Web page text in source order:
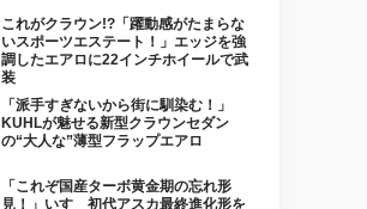
これがクラウン!?「躍動感がたまらな
いスポーツエステート！」エッジを強
調したエアロに22インチホイールで武
装
「派手すぎないから街に馴染む！」
KUHLが魅せる新型クラウンセダン
の“大人な”薄型フラップエアロ
「これぞ国産ターボ黄金期の忘れ形
見！」いすゞ初代アスカ最終進化形を